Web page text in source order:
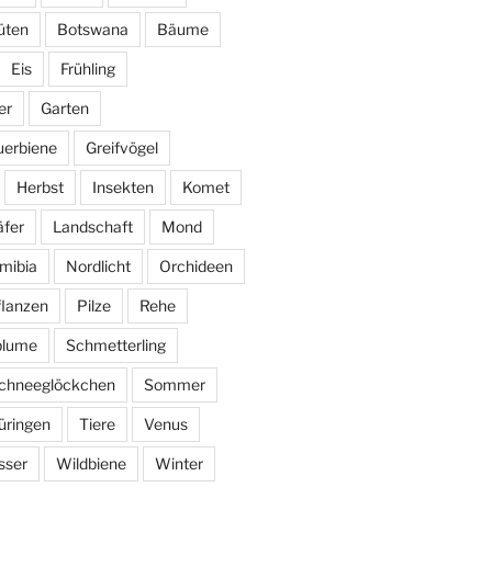
Botswana Bäume
Eis Frühling
Garten
Greifvögel
Herbst Insekten Komet
Landschaft Mond
Nordlicht Orchideen
Pilze Rehe
Schmetterling
Sommer
Tiere Venus
Wildbiene Winter